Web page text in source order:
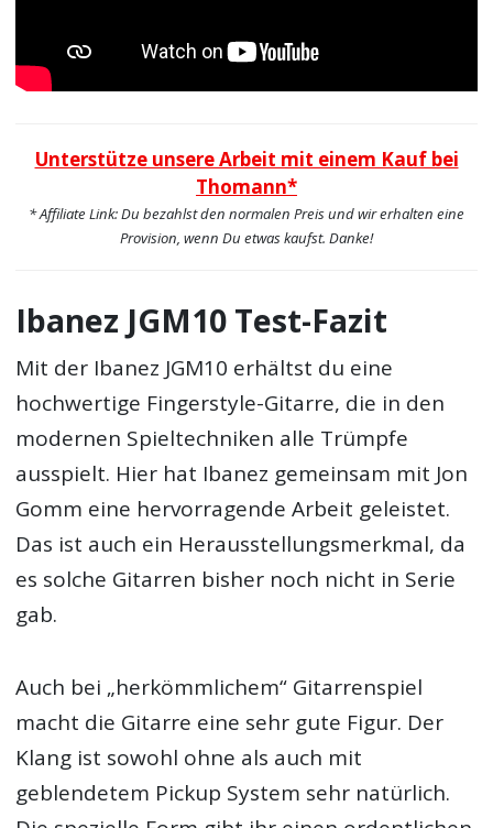
Unterstütze unsere Arbeit mit einem Kauf bei
Thomann*
* Affiliate Link: Du bezahlst den normalen Preis und wir erhalten eine
Provision, wenn Du etwas kaufst. Danke!
Ibanez JGM10 Test-Fazit
Mit der Ibanez JGM10 erhältst du eine
hochwertige Fingerstyle-Gitarre, die in den
modernen Spieltechniken alle Trümpfe
ausspielt. Hier hat Ibanez gemeinsam mit Jon
Gomm eine hervorragende Arbeit geleistet.
Das ist auch ein Herausstellungsmerkmal, da
es solche Gitarren bisher noch nicht in Serie
gab.
Auch bei „herkömmlichem“ Gitarrenspiel
macht die Gitarre eine sehr gute Figur. Der
Klang ist sowohl ohne als auch mit
geblendetem Pickup System sehr natürlich.